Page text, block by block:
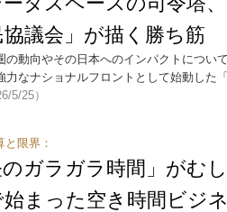
議会」が描く勝ち筋
の動向やその日本へのインパクトについ
力なナショナルフロントとして始動した
5/25）
限界：
のガラガラ時間」がむ
まった空き時間ビジ